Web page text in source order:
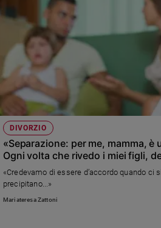
DIVORZIO
«Separazione: per me, mamma, è
Ogni volta che rivedo i miei figli,
capo»
«Credevamo di essere d’accordo quando ci
precipitano...»
Mariateresa Zattoni